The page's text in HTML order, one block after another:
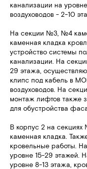
канализации на
воздуховодов - 2-10
На секции №3, №4
каменная кладка
устройство системы
канализации. На
29 этажа,
клипс под кабель в
воздуховодов. На
монтаж лифтов также
для обустройства
В корпус 2 на
каменная кладка.
кровельные работы.
уровне 15-29 этажей.
уровне 8-13 этажа,